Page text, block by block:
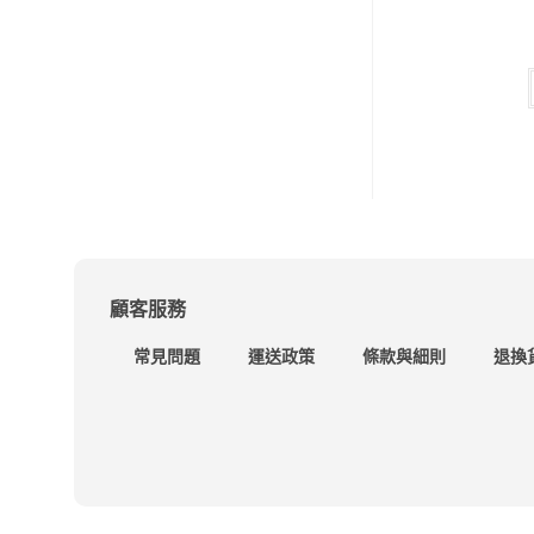
顧客服務
常見問題 運送政策 條款與細則 退換